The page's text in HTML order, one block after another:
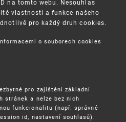
Databáze
na tomto webu. Nesouhlas
vlastnosti a funkce našeho
pro každý druh cookies.
o souborech cookies
pro zajištění základní
stránek a nelze bez nich
funkcionalitu (např. správné
id, nastavení souhlasů).